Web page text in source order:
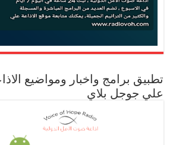
تطبيق برامج واخبار ومواضيع
علي جوجل بلاي